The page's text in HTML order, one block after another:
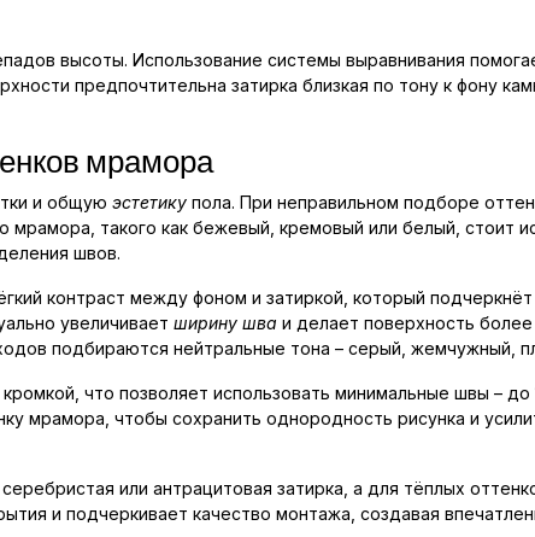
высоты. Использование системы выравнивания
предпочтительна затирка близкая по тону к фону
мрамора
и общую эстетику пола. При неправильном подборе
такого как бежевый, кремовый или белый, стоит
швов.
контраст между фоном и затиркой, который
увеличивает ширину шва и делает поверхность
подбираются нейтральные тона – серый, жемчужный,
что позволяет использовать минимальные швы –
мрамора, чтобы сохранить однородность рисунка и
или антрацитовая затирка, а для тёплых
и подчеркивает качество монтажа, создавая